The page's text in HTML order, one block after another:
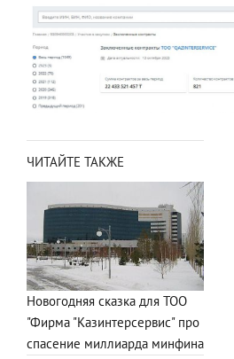
ЧИТАЙТЕ ТАКЖЕ
Новогодняя сказка для ТОО
"Фирма "Казинтерсервис" про
спасение миллиарда минфина